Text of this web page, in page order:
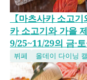
【마츠사카 소고
카 소고기와 가을
9/25~11/29의 금·
뷔페 올데이 다이닝